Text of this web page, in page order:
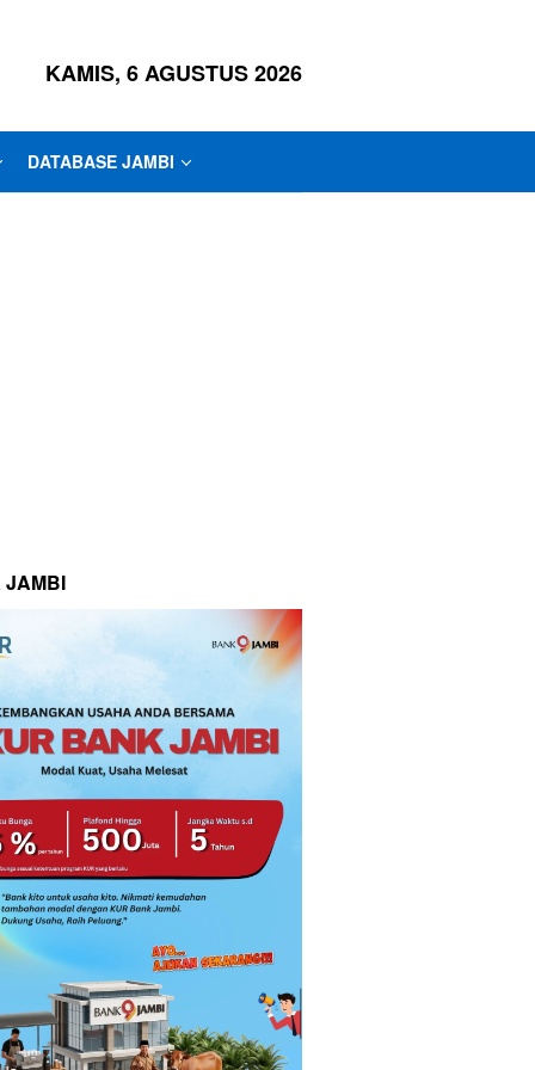
KAMIS, 6 AGUSTUS 2026
DATABASE JAMBI